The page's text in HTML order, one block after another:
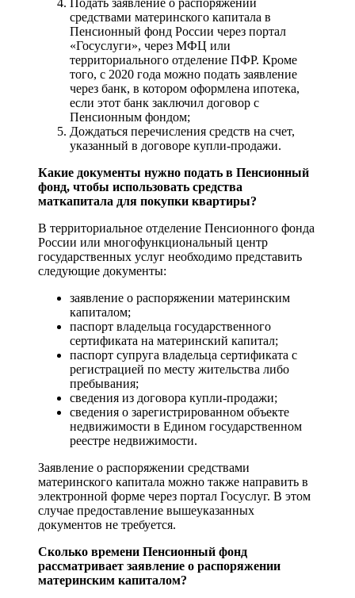
Подать заявление о распоряжении
средствами материнского капитала в
Пенсионный фонд России через портал
«Госуслуги», через МФЦ или
территориального отделение ПФР. Кроме
того, с 2020 года можно подать заявление
через банк, в котором оформлена ипотека,
если этот банк заключил договор с
Пенсионным фондом;
Дождаться перечисления средств на счет,
указанный в договоре купли-продажи.
Какие документы нужно подать в Пенсионный
фонд, чтобы использовать средства
маткапитала для покупки квартиры?
В территориальное отделение Пенсионного фонда
России или многофункциональный центр
государственных услуг необходимо представить
следующие документы:
заявление о распоряжении материнским
капиталом;
паспорт владельца государственного
сертификата на материнский капитал;
паспорт супруга владельца сертификата с
регистрацией по месту жительства либо
пребывания;
сведения из договора купли-продажи;
сведения о зарегистрированном объекте
недвижимости в Едином государственном
реестре недвижимости.
Заявление о распоряжении средствами
материнского капитала можно также направить в
электронной форме через портал Госуслуг. В этом
случае предоставление вышеуказанных
документов не требуется.
Сколько времени Пенсионный фонд
рассматривает заявление о распоряжении
материнским капиталом?